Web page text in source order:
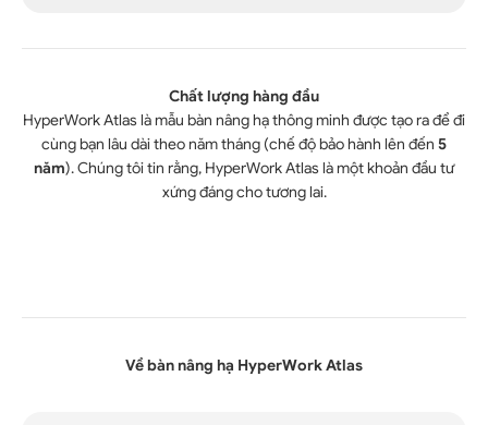
Chất lượng hàng đầu
HyperWork Atlas là mẫu bàn nâng hạ thông minh được tạo ra để đi
cùng bạn lâu dài theo năm tháng (chế độ bảo hành lên đến 5
năm). Chúng tôi tin rằng, HyperWork Atlas là một khoản đầu tư
xứng đáng cho tương lai.
Về bàn nâng hạ HyperWork Atlas